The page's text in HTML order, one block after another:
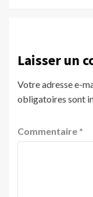
Laisser un
Votre adresse e-
obligatoires sont
Commentaire *